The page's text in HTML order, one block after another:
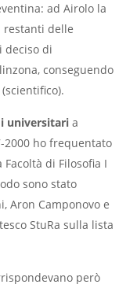
ad Airolo la
restanti delle
deciso di
conseguendo
universitari a
2000 ho frequentato
di Filosofia I
sono stato
Aron Camponovo e
StuRa sulla lista
però